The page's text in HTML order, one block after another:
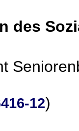
des
12)